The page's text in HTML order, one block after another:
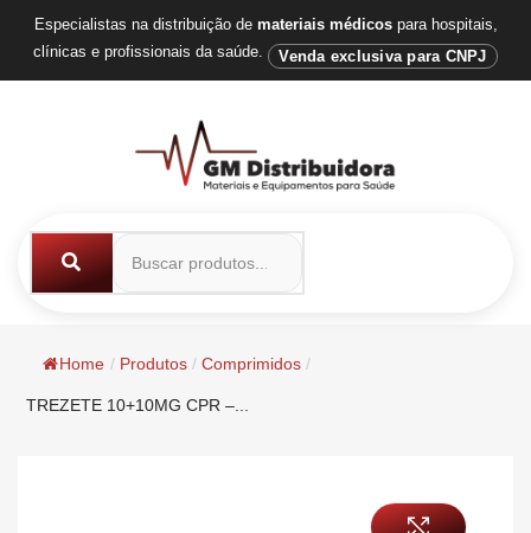
Especialistas na distribuição de materiais médicospara hospitais,
clínicas e profissionais da saúde.
Venda exclusiva para CNPJ
Home / Produtos / Comprimidos /
TREZETE 10+10MG CPR –...